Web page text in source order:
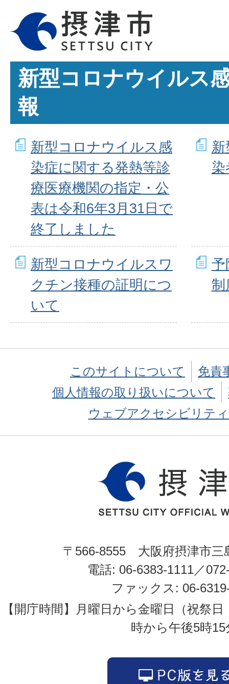
新型コロナウイルス
報
新型コロナウイルス感
染症に関する発熱等診
療医療機関の指定・公
表は令和6年3月31日で
終了しました
染
新型コロナウイルスワ
クチン接種の証明につ
いて
予
制
このサイトについて
免責
個人情報の取り扱いについて
ウェブアクセシビリテ
〒566-8555 大阪府摂津市三
電話: 06-6383-1111／
ファックス: 06-
【開庁時間】月曜日から金曜日（祝祭
時から午後5時15